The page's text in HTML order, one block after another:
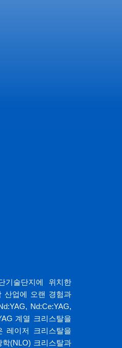
기술단지에 위치한
산업에 오랜 경험과
Nd:Ce:YAG,
계열 크리스탈을
레이저 크리스탈을
(NLO) 크리스탈과